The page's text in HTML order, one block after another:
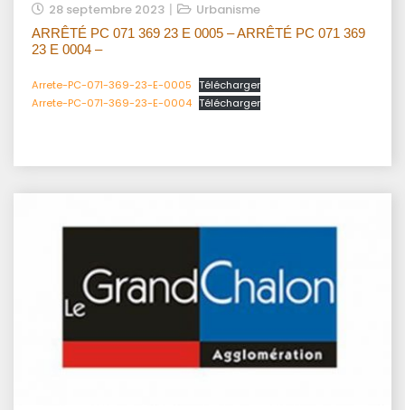
28 septembre 2023 Urbanisme
ARRÊTÉ PC 071 369 23 E 0005 – ARRÊTÉ PC 071 369
23 E 0004 –
Arrete-PC-071-369-23-E-0005 Télécharger
Arrete-PC-071-369-23-E-0004 Télécharger